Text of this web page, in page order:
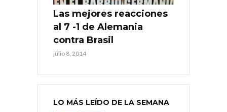
Las mejores reacciones
al 7 -1 de Alemania
contra Brasil
julio 8, 2014
LO MÁS LEÍDO DE LA SEMANA